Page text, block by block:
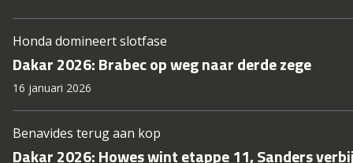
Honda domineert slotfase
Dakar 2026: Brabec op weg naar derde zege
16 januari 2026
Benavides terug aan kop
Dakar 2026: Howes wint etappe 11, Sanders